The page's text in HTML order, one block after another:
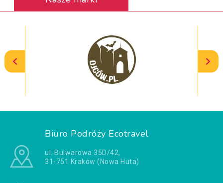
Biuro Podróży Ecotravel
ul. Bulwarowa 35D/42,
31-751 Kraków (Nowa Huta)